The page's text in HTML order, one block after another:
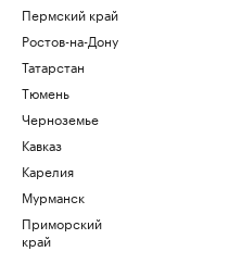
Пермский край
Ростов-на-Дону
Татарстан
Тюмень
Черноземье
Кавказ
Карелия
Мурманск
Приморский
край